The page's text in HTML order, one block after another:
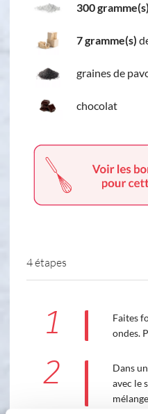
300 gramme(s)
7 gramme(s)
graines de
chocolat
4 étapes
1
Faites
ondes.
2
Dans
avec le